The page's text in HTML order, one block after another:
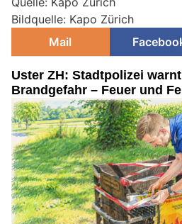
Bildquelle: Kapo Zürich
Mail
Uster ZH: Stadtpolizei
Brandgefahr – Feuer und